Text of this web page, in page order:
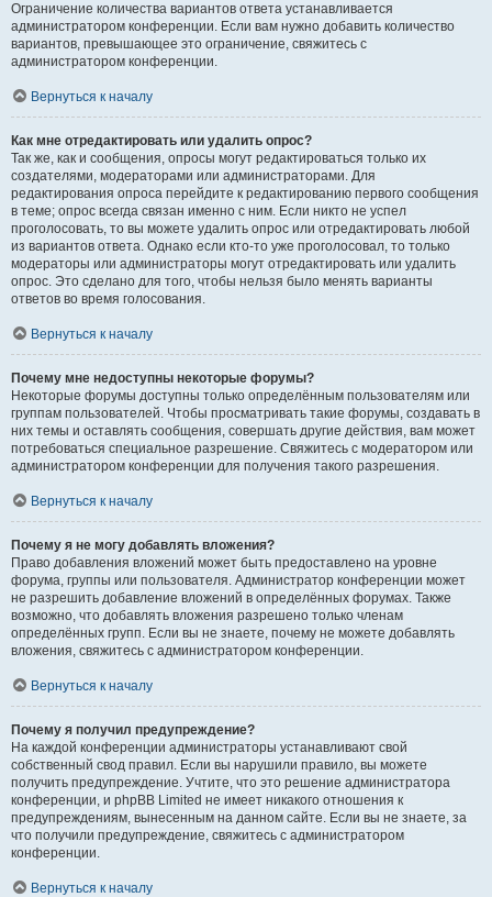
Ограничение количества вариантов ответа устанавливается
администратором конференции. Если вам нужно добавить количество
вариантов, превышающее это ограничение, свяжитесь с
администратором конференции.
Вернуться к началу
Как мне отредактировать или удалить опрос?
Так же, как и сообщения, опросы могут редактироваться только их
создателями, модераторами или администраторами. Для
редактирования опроса перейдите к редактированию первого сообщения
в теме; опрос всегда связан именно с ним. Если никто не успел
проголосовать, то вы можете удалить опрос или отредактировать любой
из вариантов ответа. Однако если кто-то уже проголосовал, то только
модераторы или администраторы могут отредактировать или удалить
опрос. Это сделано для того, чтобы нельзя было менять варианты
ответов во время голосования.
Вернуться к началу
Почему мне недоступны некоторые форумы?
Некоторые форумы доступны только определённым пользователям или
группам пользователей. Чтобы просматривать такие форумы, создавать в
них темы и оставлять сообщения, совершать другие действия, вам может
потребоваться специальное разрешение. Свяжитесь с модератором или
администратором конференции для получения такого разрешения.
Вернуться к началу
Почему я не могу добавлять вложения?
Право добавления вложений может быть предоставлено на уровне
форума, группы или пользователя. Администратор конференции может
не разрешить добавление вложений в определённых форумах. Также
возможно, что добавлять вложения разрешено только членам
определённых групп. Если вы не знаете, почему не можете добавлять
вложения, свяжитесь с администратором конференции.
Вернуться к началу
Почему я получил предупреждение?
На каждой конференции администраторы устанавливают свой
собственный свод правил. Если вы нарушили правило, вы можете
получить предупреждение. Учтите, что это решение администратора
конференции, и phpBB Limited не имеет никакого отношения к
предупреждениям, вынесенным на данном сайте. Если вы не знаете, за
что получили предупреждение, свяжитесь с администратором
конференции.
Вернуться к началу